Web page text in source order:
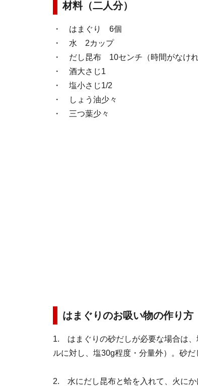
材料（二人分）
・ はまぐり 6個
・ 水 2カップ
・ だし昆布 10センチ（時間がなけれ
・ 酒大さじ1
・ 塩小さじ1/2
・ しょう油少々
・ 三つ葉少々
はまぐりのお吸い物の作り方
1. はまぐりの砂だしが必要な場合は、
ルに対し、塩30g程度・分量外）。砂
2. 水にだし昆布と蛤を入れて、火にか